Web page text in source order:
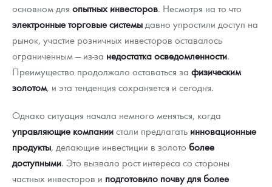
основном для опытных инвесторов. Несмотря на то что
электронные торговые системыдавно упростили доступ на
рынок, участие розничных инвесторов оставалось
ограниченным — из-за недостатка осведомленности.
Преимущество продолжало оставаться за физическим
золотом, и эта тенденция сохраняется и сегодня.
Однако ситуация начала немного меняться, когда
управляющие компаниистали предлагать инновационные
продукты, делающие инвестиции в золото более
доступными. Это вызвало рост интереса со стороны
частных инвесторов и подготовило почву для более